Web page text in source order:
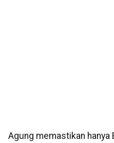
Agung memastikan hanya